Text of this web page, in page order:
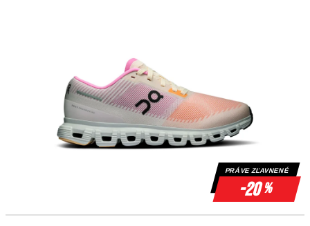
PRÁVE ZĽAVNENÉ
-20%